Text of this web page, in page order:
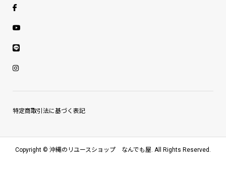
特定商取引法に基づく表記
Copyright © 沖縄のリユースショップ なんでも屋. All Rights Reserved.